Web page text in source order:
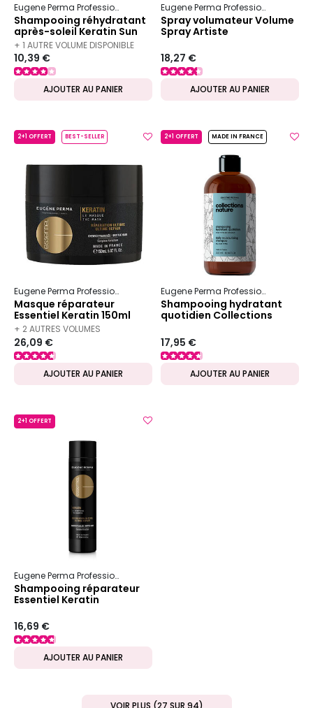
Eugene Perma Professionnel Essentiel Keratin Sun
Shampooing réhydratant
après-soleil Keratin Sun
100 ml
+ 1 AUTRE VOLUME DISPONIBLE
10,39 €
AJOUTER AU PANIER
Eugene Perma Professionnel
Spray volumateur Volume
Spray Artiste
18,27 €
AJOUTER AU PANIER
2+1 OFFERT BEST-SELLER
Eugene Perma Professionnel Essentiel Keratin
Masque réparateur
Essentiel Keratin 150ml
+ 2 AUTRES VOLUMES
DISPONIBLES
26,09 €
AJOUTER AU PANIER
2+1 OFFERT MADE IN FRANCE
Eugene Perma Professionnel
Shampooing hydratant
quotidien Collections
17,95 €
AJOUTER AU PANIER
2+1 OFFERT
Eugene Perma Professionnel
Shampooing réparateur
Essentiel Keratin
16,69 €
AJOUTER AU PANIER
VOIR PLUS (27 SUR 94)